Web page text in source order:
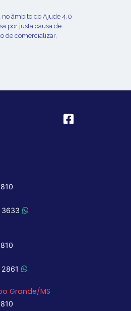
no âmbito do Ajude 4.0
por justa causa de
de comercializar,
3633
Grande/MS